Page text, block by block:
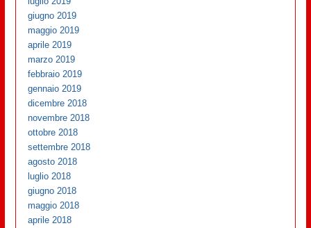
giugno 2019
maggio 2019
aprile 2019
marzo 2019
febbraio 2019
gennaio 2019
dicembre 2018
novembre 2018
ottobre 2018
settembre 2018
agosto 2018
luglio 2018
giugno 2018
maggio 2018
aprile 2018